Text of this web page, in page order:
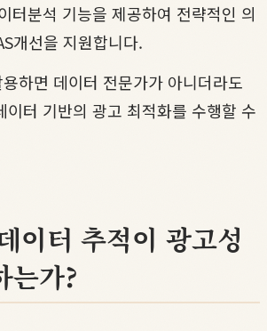
터분석 기능을 제공하여 전략적인 의
개선을 지원합니다.
하면 데이터 전문가가 아니더라도
이터 기반의 광고 최적화를 수행할 수
이터 추적이 광고성
는가?